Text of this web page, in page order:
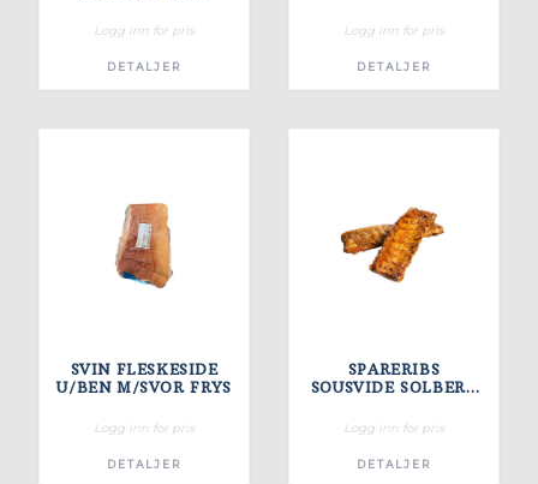
Logg inn for pris
DETALJER
Logg inn for pris
DETALJER
SVIN FLESKESIDE
U/BEN M/SVOR FRYS
Logg inn for pris
DETALJER
SPARERIBS
SOUSVIDE SOLBERG
Logg inn for pris
DETALJER